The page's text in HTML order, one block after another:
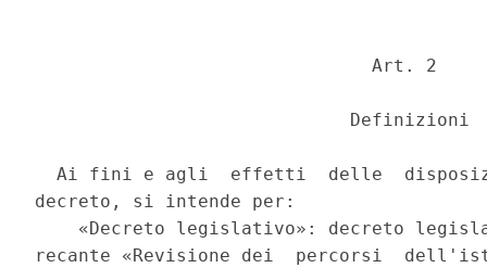
                               Art. 2
                             Definizioni
Ai fini e agli  effetti  delle
decreto, si intende per:
«Decreto legislativo»: decreto
recante «Revisione dei  percorsi